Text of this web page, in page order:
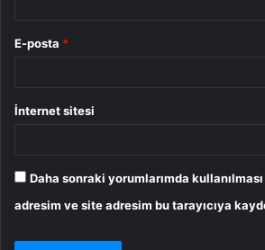
E-posta *
İnternet sitesi
Daha sonraki yorumlarımda
adresim ve site adresim bu tarayıcıya